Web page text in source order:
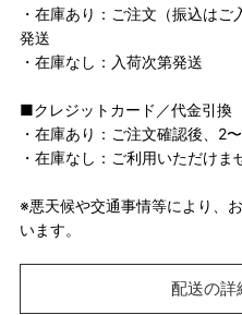
・在庫あり：ご注文（振込は
発送
・在庫なし：入荷次第発送
■クレジットカード／代金引換
・在庫あり：ご注文確認後、2
・在庫なし：ご利用いただけま
※悪天候や交通事情等により、
います。
配送の詳